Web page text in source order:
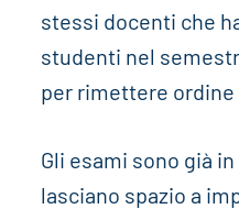
stessi docenti che
studenti nel
per rimettere ordine
Gli esami sono già
lasciano spazio a